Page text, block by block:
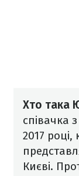
Хто така
співачка
2017
Києві.